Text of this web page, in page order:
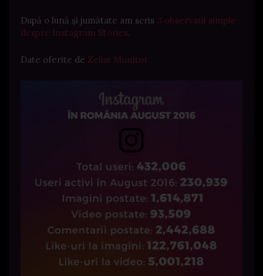
După o lună și jumătate am scris 3 observații simple
despre Instagram Stories.
Date oferite de Zelist Monitor